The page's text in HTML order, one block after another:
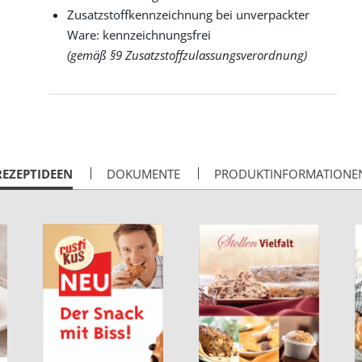
Zusatzstoffkennzeichnung bei unverpackter
Ware: kennzeichnungsfrei
(gemäß §9 Zusatzstoffzulassungsverordnung)
DOKUMENTE